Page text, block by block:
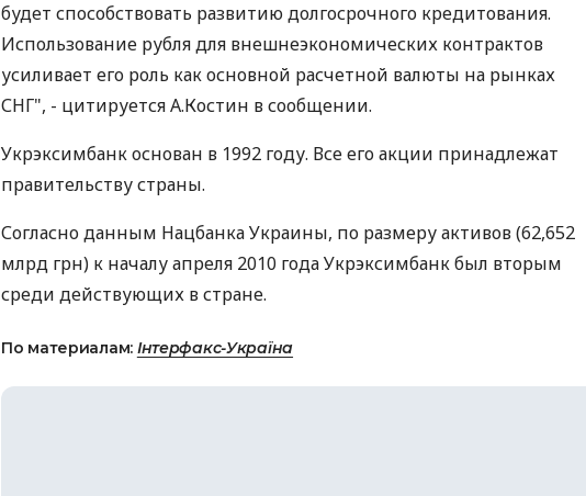
будет способствовать развитию долгосрочного кредитования.
Использование рубля для внешнеэкономических контрактов
усиливает его роль как основной расчетной валюты на рынках
СНГ", - цитируется А.Костин в сообщении.
Укрэксимбанк основан в 1992 году. Все его акции принадлежат
правительству страны.
Согласно данным Нацбанка Украины, по размеру активов (62,652
млрд грн) к началу апреля 2010 года Укрэксимбанк был вторым
среди действующих в стране.
По материалам: Інтерфакс-Україна